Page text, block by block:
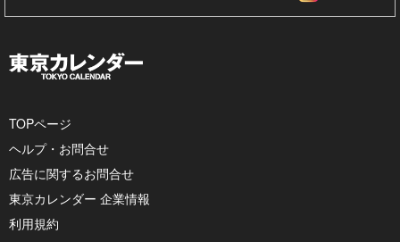
TOPページ
ヘルプ・お問合せ
広告に関するお問合せ
東京カレンダー 企業情報
利用規約